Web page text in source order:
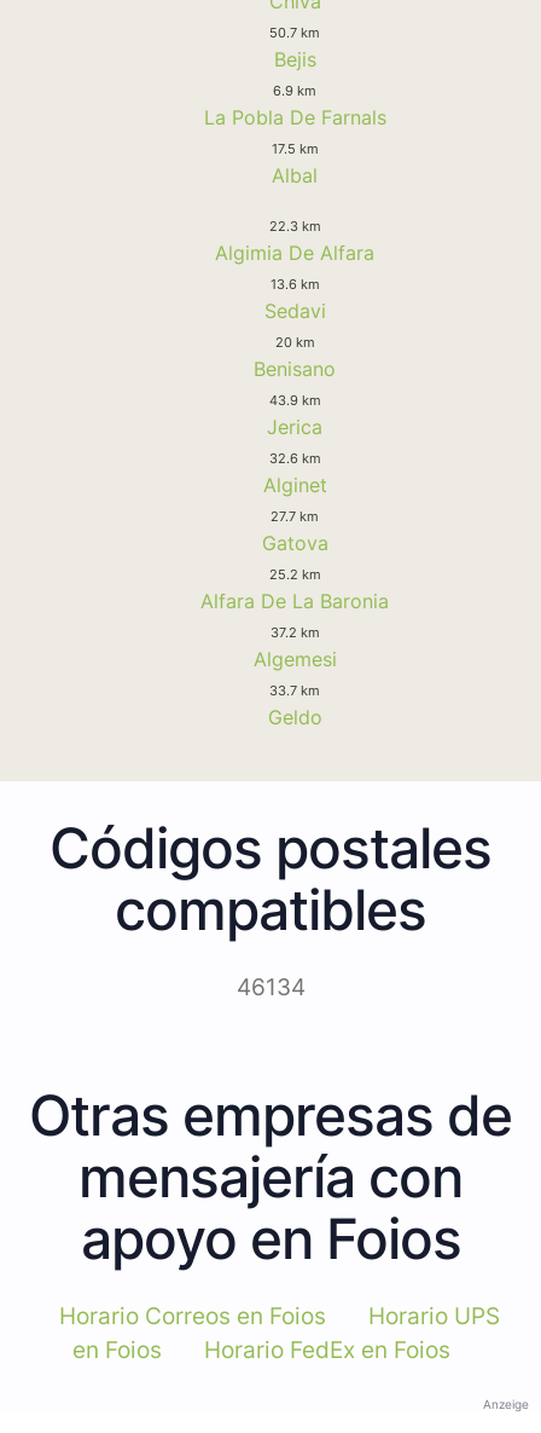
50.7 km
Bejis
6.9 km
La Pobla De Farnals
17.5 km
Albal
22.3 km
Algimia De Alfara
13.6 km
Sedavi
20 km
Benisano
43.9 km
Jerica
32.6 km
Alginet
27.7 km
Gatova
25.2 km
Alfara De La Baronia
37.2 km
Algemesi
33.7 km
Geldo
Códigos postales
compatibles
46134
Otras empresas de
mensajería con
apoyo en Foios
Horario Correos en Foios
Horario UPS
en Foios
Horario FedEx en Foios
Anzeige